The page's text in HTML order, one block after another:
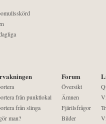
från punktlokal
från slinga
man?
Forum
Översikt
Ämnen
Fjärilsfrågor
Bilder